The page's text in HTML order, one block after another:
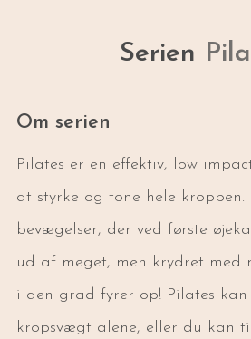
Serien
Om serien
Pilates er en effektiv, low
at styrke og tone hele kroppen.
bevægelser, der ved første
ud af meget, men krydret med
i den grad fyrer op! Pilates kan
kropsvægt alene, eller du kan